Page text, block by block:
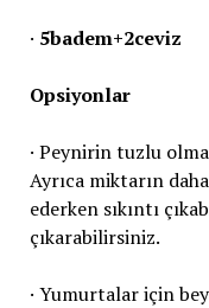
· 5badem+2ceviz
Opsiyonlar
· Peynirin tuzlu
Ayrıca miktarın
ederken sıkıntı
çıkarabilirsiniz.
· Yumurtalar için